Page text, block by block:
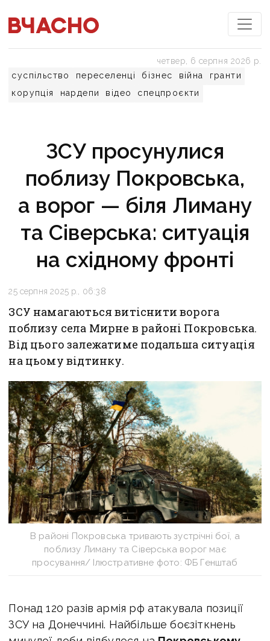
суспільство переселенці бізнес війна
гранти
корупція
нардепи відео спецпроєкти
четвер, 6 серпня 2026 р.
ЗСУ просунулися
поблизу Покровська,
а ворог — біля Лиману
та Сіверська: ситуація
на східному фронті
25 серпня 2025 р., 06:38
ЗСУ намагаються витіснити ворога
поблизу села Мирне в районі Покровська.
Від цього залежатиме подальша ситуація
на цьому відтинку.
В районі Покровська тривають зустрічні бої, а
поблизу Лиману та Сіверська ворог має
просування/ Ілюстративне фото: ФБ Генштаб
Понад 120 разів армія рф атакувала позиції
ЗСУ на Донеччині. Найбільше боєзіткнень